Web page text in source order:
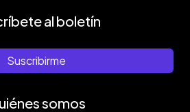
al boletín
Suscribirme
somos